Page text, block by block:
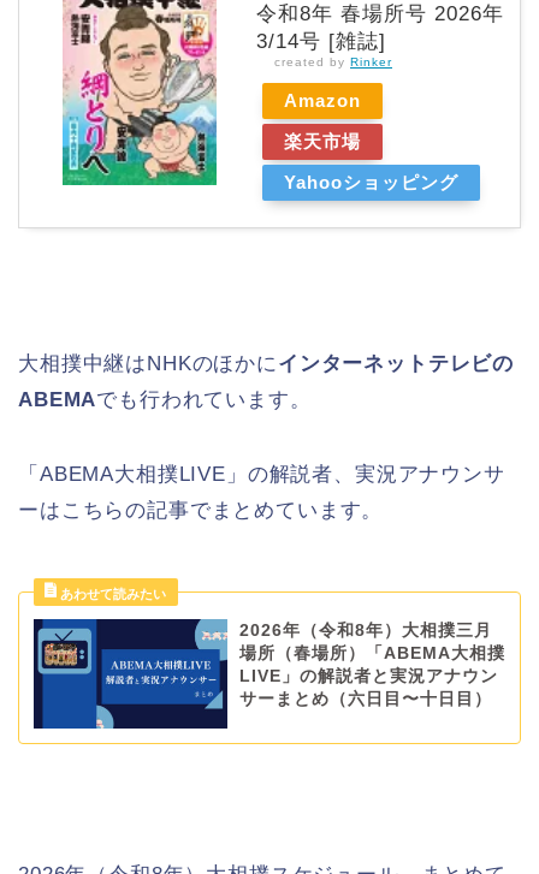
令和8年 春場所号 2026年
3/14号 [雑誌]
created by Rinker
Amazon
楽天市場
Yahooショッピング
大相撲中継はNHKのほかにインターネットテレビの
ABEMAでも行われています。
「ABEMA大相撲LIVE」の解説者、実況アナウンサ
ーはこちらの記事でまとめています。
2026年（令和8年）大相撲三月
場所（春場所）「ABEMA大相撲
LIVE」の解説者と実況アナウン
サーまとめ（六日目〜十日目）